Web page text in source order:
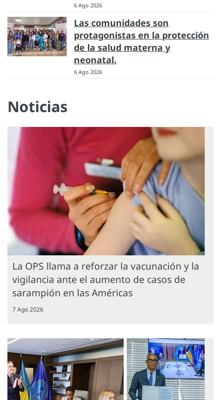
6 Ago 2026
Las comunidades son
protagonistas en la protección
de la salud materna y
neonatal.
6 Ago 2026
Noticias
La OPS llama a reforzar la vacunación y la
vigilancia ante el aumento de casos de
sarampión en las Américas
7 Ago 2026